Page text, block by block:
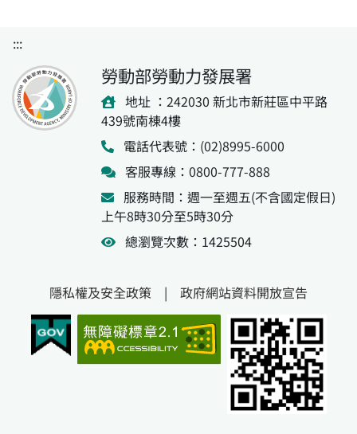
:::
勞動部勞動力發展署
地址 ：242030 新北市新莊區中平路
439號南棟4樓
電話代表號：(02)8995-6000
客服專線：0800-777-888
服務時間：週一至週五(不含國定假日)
上午8時30分至5時30分
總瀏覽次數：1425504
隱私權及安全政策 | 政府網站資料開放宣告